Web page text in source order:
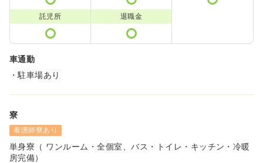
託児所 退職金
車通勤
・駐車場あり
寮
看護師寮あり
単身寮（ ワンルーム・全個室、バス・トイレ・キッチン・冷暖
房完備）